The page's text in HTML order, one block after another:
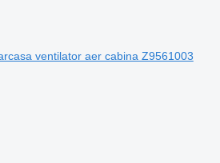
ventilator aer cabina Z9561003